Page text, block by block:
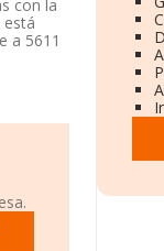
con la
está
a 5611
se